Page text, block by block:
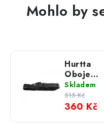
Mohlo by
Hurtta
Obojek
Padded
Skladem
360 Kč
515 Kč